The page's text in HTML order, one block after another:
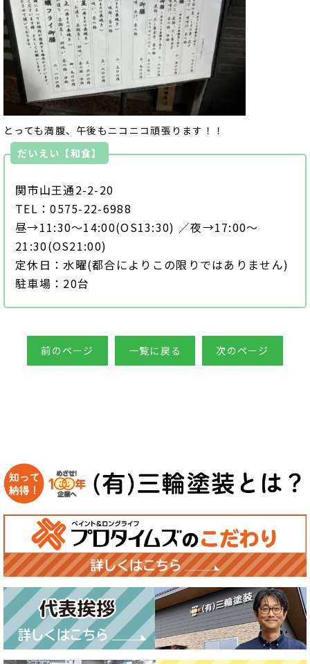
とっても満腹、午後もニコニコ頑張ります！！
だいえい【和食】
関市山王通2-2-20
TEL：0575-22-6988
昼→11:30～14:00(OS13:30) ／夜→17:00～
21:30(OS21:00)
定休日：水曜(都合によりこの限りではありません)
駐車場：20台
前のページ 一覧に戻る 次のページ